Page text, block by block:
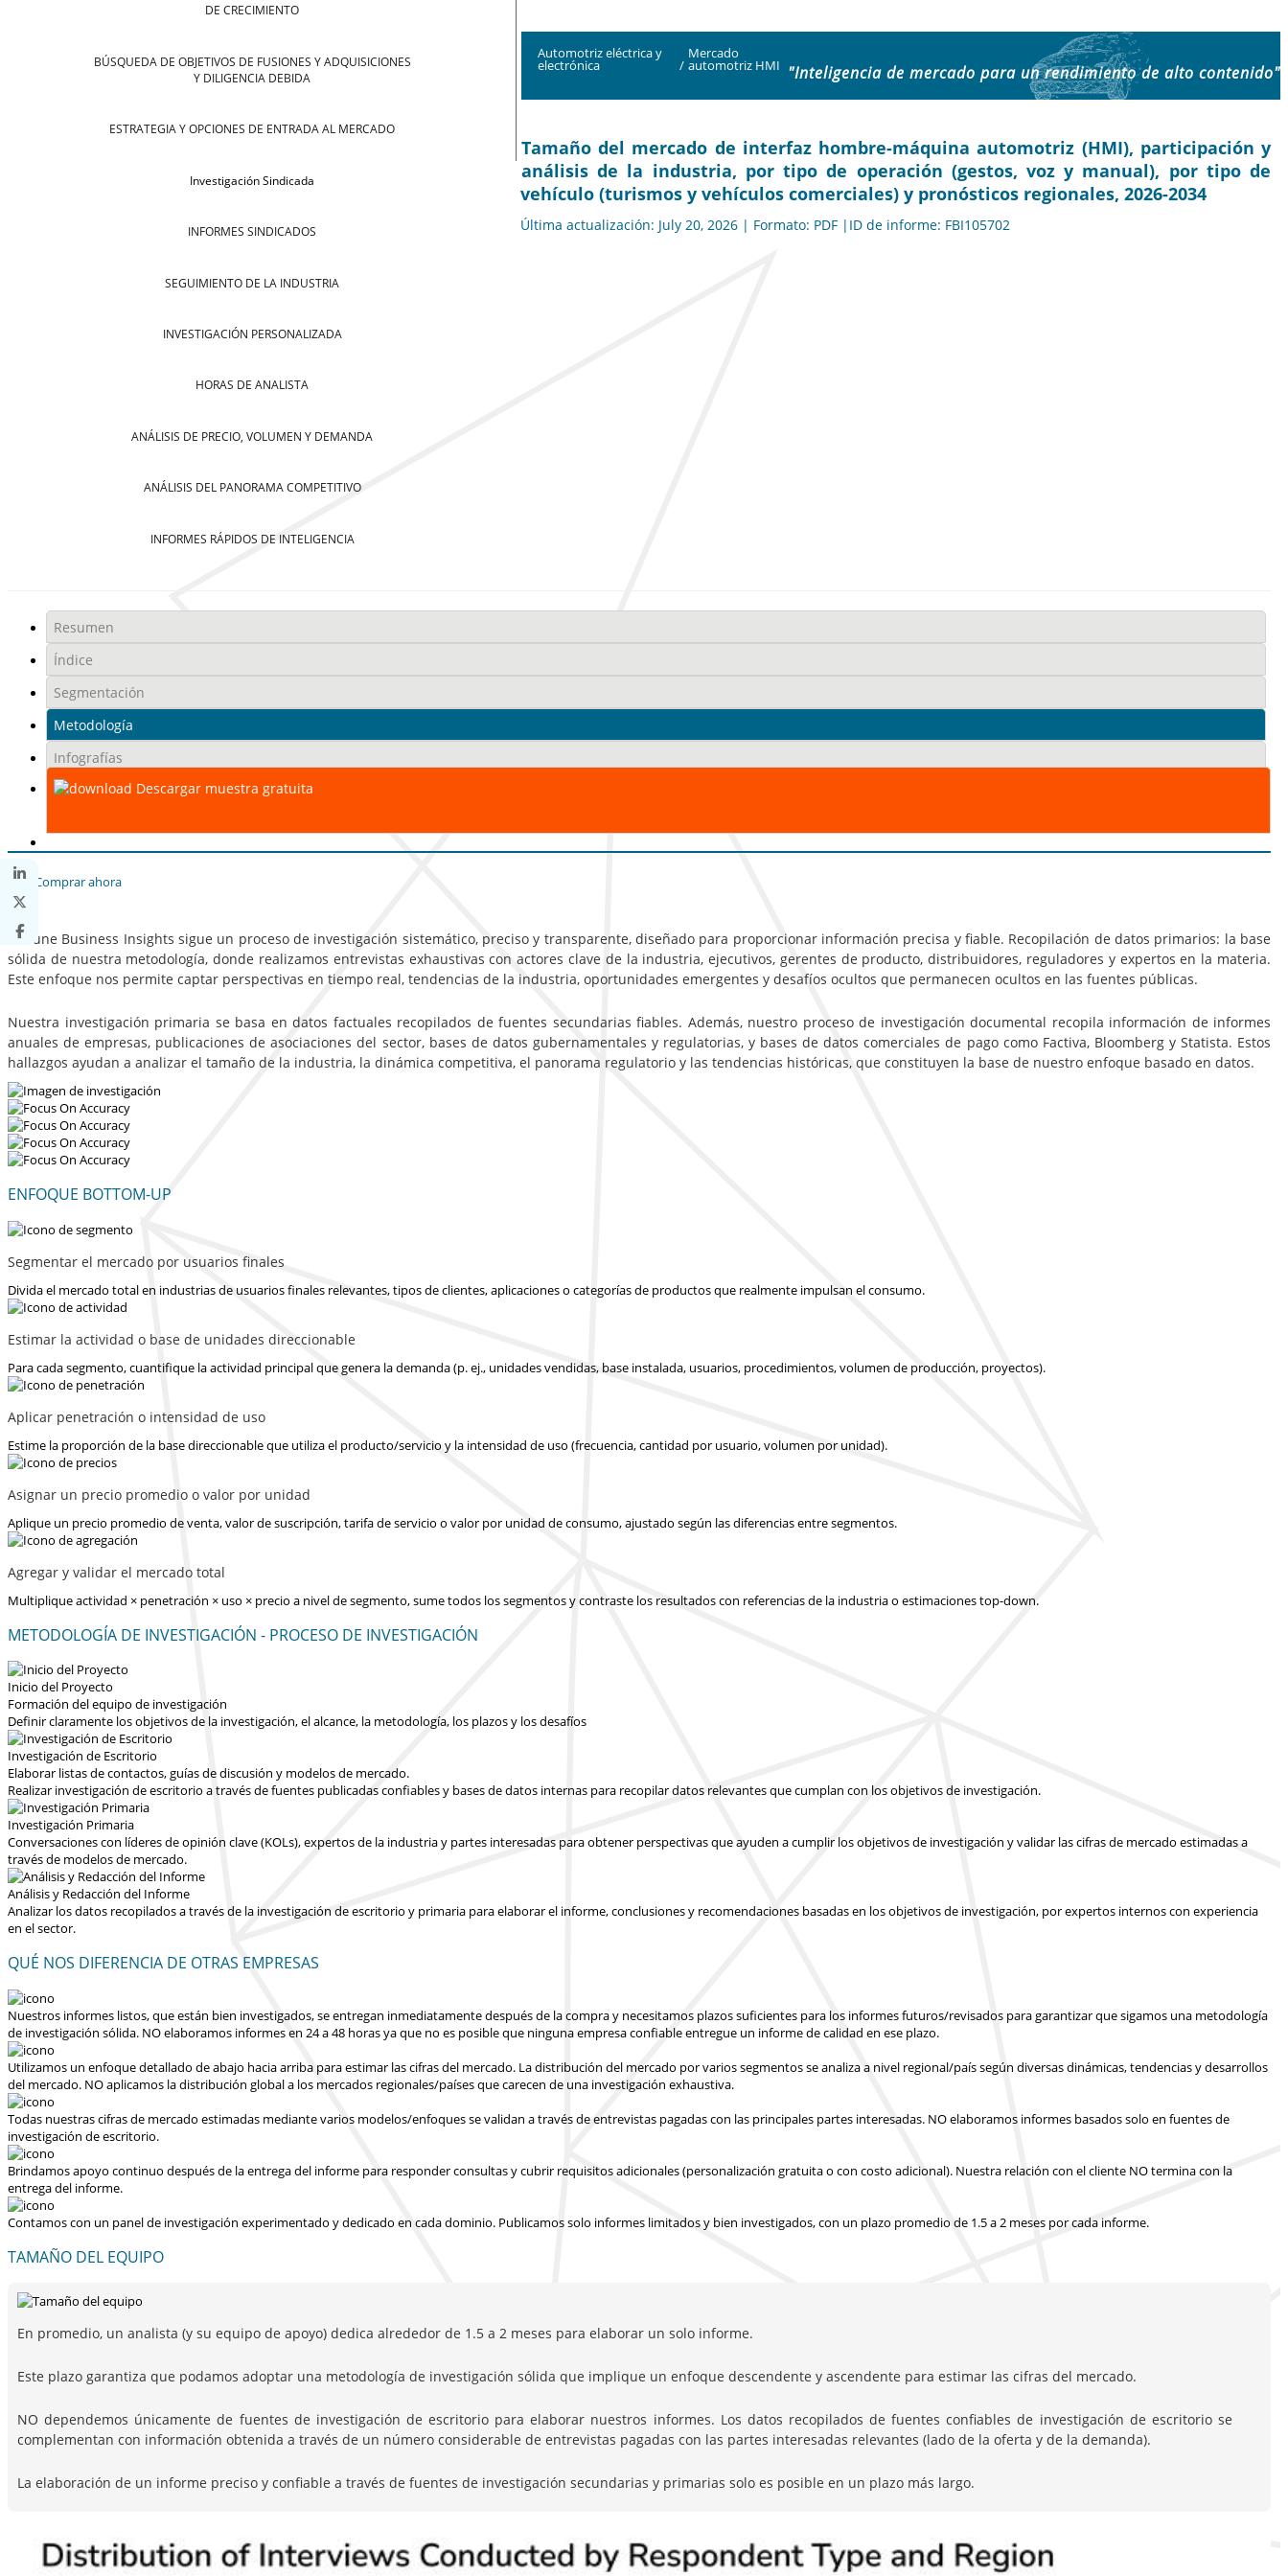
DE CRECIMIENTO
BÚSQUEDA DE OBJETIVOS DE FUSIONES Y ADQUISICIONES
Y DILIGENCIA DEBIDA
ESTRATEGIA Y OPCIONES DE ENTRADA AL MERCADO
Investigación Sindicada
INFORMES SINDICADOS
SEGUIMIENTO DE LA INDUSTRIA
INVESTIGACIÓN PERSONALIZADA
HORAS DE ANALISTA
ANÁLISIS DE PRECIO, VOLUMEN Y DEMANDA
ANÁLISIS DEL PANORAMA COMPETITIVO
INFORMES RÁPIDOS DE INTELIGENCIA
Automotriz eléctrica y
electrónica /
Mercado
automotriz HMI "Inteligencia de mercado para un rendimiento de alto contenido"
Tamaño del mercado de interfaz hombre-máquina automotriz (HMI), participación y
análisis de la industria, por tipo de operación (gestos, voz y manual), por tipo de
vehículo (turismos y vehículos comerciales) y pronósticos regionales, 2026-2034
Última actualización: July 20, 2026 | Formato: PDF |ID de informe: FBI105702
Resumen
Índice
Segmentación
Metodología
Infografías
Descargar muestra gratuita
Comprar ahora
Fortune Business Insights sigue un proceso de investigación sistemático, preciso y transparente, diseñado para proporcionar información precisa y fiable. Recopilación de datos primarios: la base
sólida de nuestra metodología, donde realizamos entrevistas exhaustivas con actores clave de la industria, ejecutivos, gerentes de producto, distribuidores, reguladores y expertos en la materia.
Este enfoque nos permite captar perspectivas en tiempo real, tendencias de la industria, oportunidades emergentes y desafíos ocultos que permanecen ocultos en las fuentes públicas.
Nuestra investigación primaria se basa en datos factuales recopilados de fuentes secundarias fiables. Además, nuestro proceso de investigación documental recopila información de informes
anuales de empresas, publicaciones de asociaciones del sector, bases de datos gubernamentales y regulatorias, y bases de datos comerciales de pago como Factiva, Bloomberg y Statista. Estos
hallazgos ayudan a analizar el tamaño de la industria, la dinámica competitiva, el panorama regulatorio y las tendencias históricas, que constituyen la base de nuestro enfoque basado en datos.
ENFOQUE BOTTOM-UP
Segmentar el mercado por usuarios finales
Divida el mercado total en industrias de usuarios finales relevantes, tipos de clientes, aplicaciones o categorías de productos que realmente impulsan el consumo.
Estimar la actividad o base de unidades direccionable
Para cada segmento, cuantifique la actividad principal que genera la demanda (p. ej., unidades vendidas, base instalada, usuarios, procedimientos, volumen de producción, proyectos).
Aplicar penetración o intensidad de uso
Estime la proporción de la base direccionable que utiliza el producto/servicio y la intensidad de uso (frecuencia, cantidad por usuario, volumen por unidad).
Asignar un precio promedio o valor por unidad
Aplique un precio promedio de venta, valor de suscripción, tarifa de servicio o valor por unidad de consumo, ajustado según las diferencias entre segmentos.
Agregar y validar el mercado total
Multiplique actividad × penetración × uso × precio a nivel de segmento, sume todos los segmentos y contraste los resultados con referencias de la industria o estimaciones top-down.
METODOLOGÍA DE INVESTIGACIÓN - PROCESO DE INVESTIGACIÓN
Inicio del Proyecto
Formación del equipo de investigación
Definir claramente los objetivos de la investigación, el alcance, la metodología, los plazos y los desafíos
Investigación de Escritorio
Elaborar listas de contactos, guías de discusión y modelos de mercado.
Realizar investigación de escritorio a través de fuentes publicadas confiables y bases de datos internas para recopilar datos relevantes que cumplan con los objetivos de investigación.
Investigación Primaria
Conversaciones con líderes de opinión clave (KOLs), expertos de la industria y partes interesadas para obtener perspectivas que ayuden a cumplir los objetivos de investigación y validar las cifras de mercado estimadas a
través de modelos de mercado.
Análisis y Redacción del Informe
Analizar los datos recopilados a través de la investigación de escritorio y primaria para elaborar el informe, conclusiones y recomendaciones basadas en los objetivos de investigación, por expertos internos con experiencia
en el sector.
QUÉ NOS DIFERENCIA DE OTRAS EMPRESAS
Nuestros informes listos, que están bien investigados, se entregan inmediatamente después de la compray necesitamos plazos suficientes para los informes futuros/revisados para garantizar que sigamos una metodología
de investigación sólida. NO elaboramos informes en 24 a 48 horasya que no es posible que ninguna empresa confiable entregue un informe de calidad en ese plazo.
Utilizamos un enfoque detallado de abajo hacia arriba para estimar las cifras del mercado. La distribución del mercado por varios segmentos se analiza a nivel regional/país según diversas dinámicas, tendencias y desarrollos
del mercado. NO aplicamos la distribución global a los mercados regionales/paísesque carecen de una investigación exhaustiva.
Todas nuestras cifras de mercado estimadas mediante varios modelos/enfoques se validan a través de entrevistas pagadas con las principales partes interesadas. NO elaboramos informes basados solo en fuentes de
investigación de escritorio.
Brindamos apoyo continuo después de la entrega del informe para responder consultas y cubrir requisitos adicionales (personalización gratuita o con costo adicional). Nuestra relación con el cliente NO termina con la
entrega del informe.
Contamos con un panel de investigación experimentado y dedicado en cada dominio. Publicamos solo informes limitados y bien investigados, con un plazo promedio de 1.5 a 2 meses por cada informe.
TAMAÑO DEL EQUIPO
En promedio, un analista (y su equipo de apoyo) dedica alrededor de 1.5 a 2 meses para elaborar un solo informe.
Este plazo garantiza que podamos adoptar una metodología de investigación sólida que implique un enfoque descendente y ascendente para estimar las cifras del mercado.
NO dependemos únicamente de fuentes de investigación de escritorio para elaborar nuestros informes. Los datos recopilados de fuentes confiables de investigación de escritorio se
complementan con información obtenida a través de un número considerable de entrevistas pagadas con las partes interesadas relevantes (lado de la oferta y de la demanda).
La elaboración de un informe preciso y confiable a través de fuentes de investigación secundarias y primarias solo es posible en un plazo más largo.